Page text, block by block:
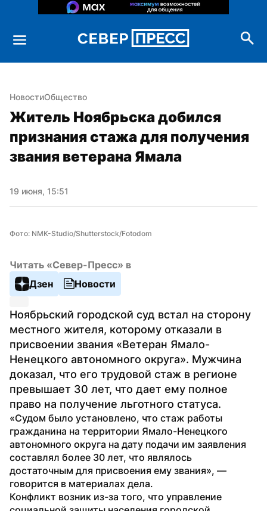
НовостиОбщество
Житель Ноябрьска добился
признания стажа для получения
звания ветерана Ямала
19 июня, 15:51
Фото: NMK-Studio/Shutterstock/Fotodom
Читать «Север-Пресс» в
Дзен
Новости
Ноябрьский городской суд встал на сторону
местного жителя, которому отказали в
присвоении звания «Ветеран Ямало-
Ненецкого автономного округа». Мужчина
доказал, что его трудовой стаж в регионе
превышает 30 лет, что дает ему полное
право на получение льготного статуса.
«Судом было установлено, что стаж работы
гражданина на территории Ямало-Ненецкого
автономного округа на дату подачи им заявления
составлял более 30 лет, что являлось
достаточным для присвоения ему звания», —
говорится в материалах дела.
Конфликт возник из-за того, что управление